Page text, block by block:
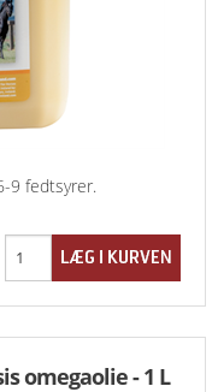
9 fedtsyrer.
omegaolie - 1 L